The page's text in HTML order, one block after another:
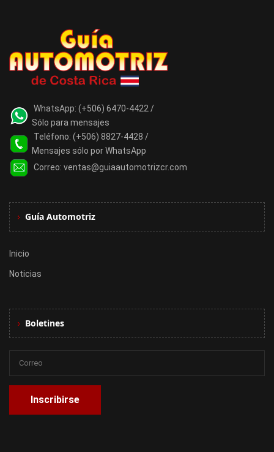
WhatsApp: (+506) 6470-4422 /
Sólo para mensajes
Teléfono: (+506) 8827-4428 /
Mensajes sólo por WhatsApp
Correo: ventas@guiaautomotrizcr.com
Guía Automotriz
Inicio
Noticias
Boletines